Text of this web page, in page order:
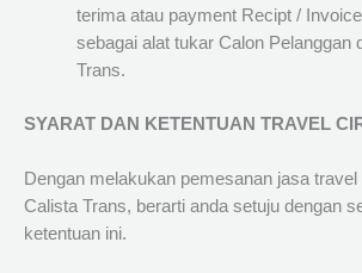
terima atau payment Recipt /
sebagai alat tukar Calon Pelanggan
Trans.
SYARAT DAN KETENTUAN TRAVEL
Dengan melakukan pemesanan jasa
Calista Trans, berarti anda setuju dengan
ketentuan ini.